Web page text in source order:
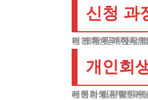
신청 과
개인회생공무원,
먼저 채무의 정확한 현황을 과학적으로 파악하고, 법적 절차에 필요한 모든 서류
이 모든 단계에서
개인회
개인회생공무원가능한지, 단순한 법적 절차가 아니라 경제적 재도약을 위한 매우 중요하고
테헤란 법무법인은
재정적 위기를 극